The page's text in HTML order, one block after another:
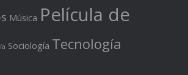
Música Película de
Sociología Tecnología